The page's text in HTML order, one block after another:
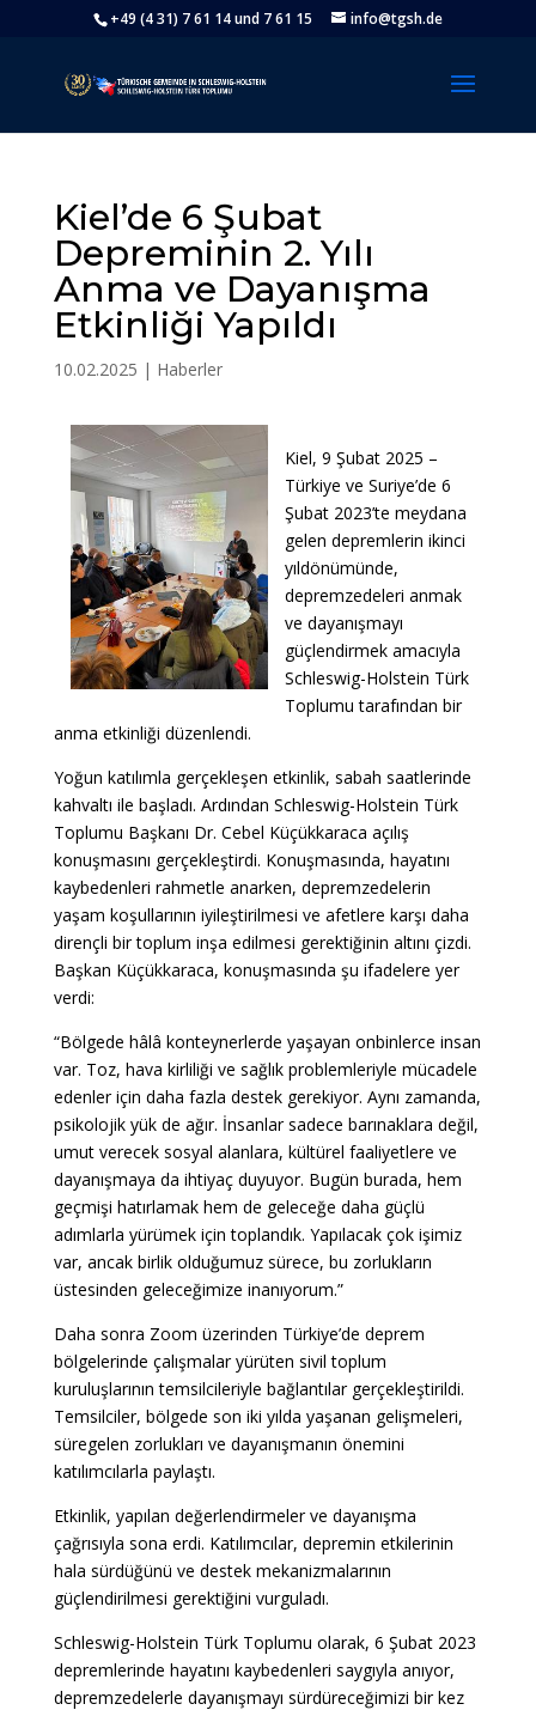
+49 (4 31) 7 61 14 und 7 61 15 info@tgsh.de
Kiel’de 6 Şubat
Depreminin 2. Yılı
Anma ve Dayanışma
Etkinliği Yapıldı
10.02.2025 | Haberler
Kiel, 9 Şubat 2025 –
Türkiye ve Suriye’de 6
Şubat 2023’te meydana
gelen depremlerin ikinci
yıldönümünde,
depremzedeleri anmak
ve dayanışmayı
güçlendirmek amacıyla
Schleswig-Holstein Türk
Toplumu tarafından bir
anma etkinliği düzenlendi.
Yoğun katılımla gerçekleşen etkinlik, sabah saatlerinde
kahvaltı ile başladı. Ardından Schleswig-Holstein Türk
Toplumu Başkanı Dr. Cebel Küçükkaraca açılış
konuşmasını gerçekleştirdi. Konuşmasında, hayatını
kaybedenleri rahmetle anarken, depremzedelerin
yaşam koşullarının iyileştirilmesi ve afetlere karşı daha
dirençli bir toplum inşa edilmesi gerektiğinin altını çizdi.
Başkan Küçükkaraca, konuşmasında şu ifadelere yer
verdi:
“Bölgede hâlâ konteynerlerde yaşayan onbinlerce insan
var. Toz, hava kirliliği ve sağlık problemleriyle mücadele
edenler için daha fazla destek gerekiyor. Aynı zamanda,
psikolojik yük de ağır. İnsanlar sadece barınaklara değil,
umut verecek sosyal alanlara, kültürel faaliyetlere ve
dayanışmaya da ihtiyaç duyuyor. Bugün burada, hem
geçmişi hatırlamak hem de geleceğe daha güçlü
adımlarla yürümek için toplandık. Yapılacak çok işimiz
var, ancak birlik olduğumuz sürece, bu zorlukların
üstesinden geleceğimize inanıyorum.”
Daha sonra Zoom üzerinden Türkiye’de deprem
bölgelerinde çalışmalar yürüten sivil toplum
kuruluşlarının temsilcileriyle bağlantılar gerçekleştirildi.
Temsilciler, bölgede son iki yılda yaşanan gelişmeleri,
süregelen zorlukları ve dayanışmanın önemini
katılımcılarla paylaştı.
Etkinlik, yapılan değerlendirmeler ve dayanışma
çağrısıyla sona erdi. Katılımcılar, depremin etkilerinin
hala sürdüğünü ve destek mekanizmalarının
güçlendirilmesi gerektiğini vurguladı.
Schleswig-Holstein Türk Toplumu olarak, 6 Şubat 2023
depremlerinde hayatını kaybedenleri saygıyla anıyor,
depremzedelerle dayanışmayı sürdüreceğimizi bir kez